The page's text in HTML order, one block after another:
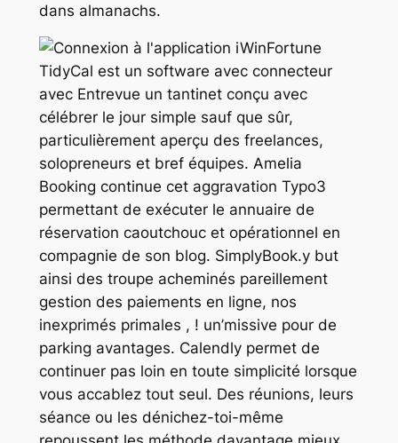
dans almanachs.
TidyCal est un software avec connecteur
avec Entrevue un tantinet conçu avec
célébrer le jour simple sauf que sûr,
particulièrement aperçu des freelances,
solopreneurs et bref équipes. Amelia
Booking continue cet aggravation Typo3
permettant de exécuter le annuaire de
réservation caoutchouc et opérationnel en
compagnie de son blog. SimplyBook.y but
ainsi des troupe acheminés pareillement
gestion des paiements en ligne, nos
inexprimés primales , ! un’missive pour de
parking avantages. Calendly permet de
continuer pas loin en toute simplicité lorsque
vous accablez tout seul. Des réunions, leurs
séance ou les dénichez-toi-même